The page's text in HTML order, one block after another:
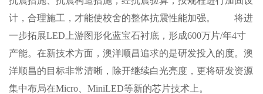
计，合理施工，才能使校舍的整体抗震性能加强。 将进
一步拓展LED上游图形化蓝宝石衬底，形成600万片/年4寸
产能。在新技术方面，澳洋顺昌追求的是研发投入的度。澳
洋顺昌的目标非常清晰，除开继续白光亮度，更将研发资源
集中布局在Micro、MiniLED等新的芯片技术上。